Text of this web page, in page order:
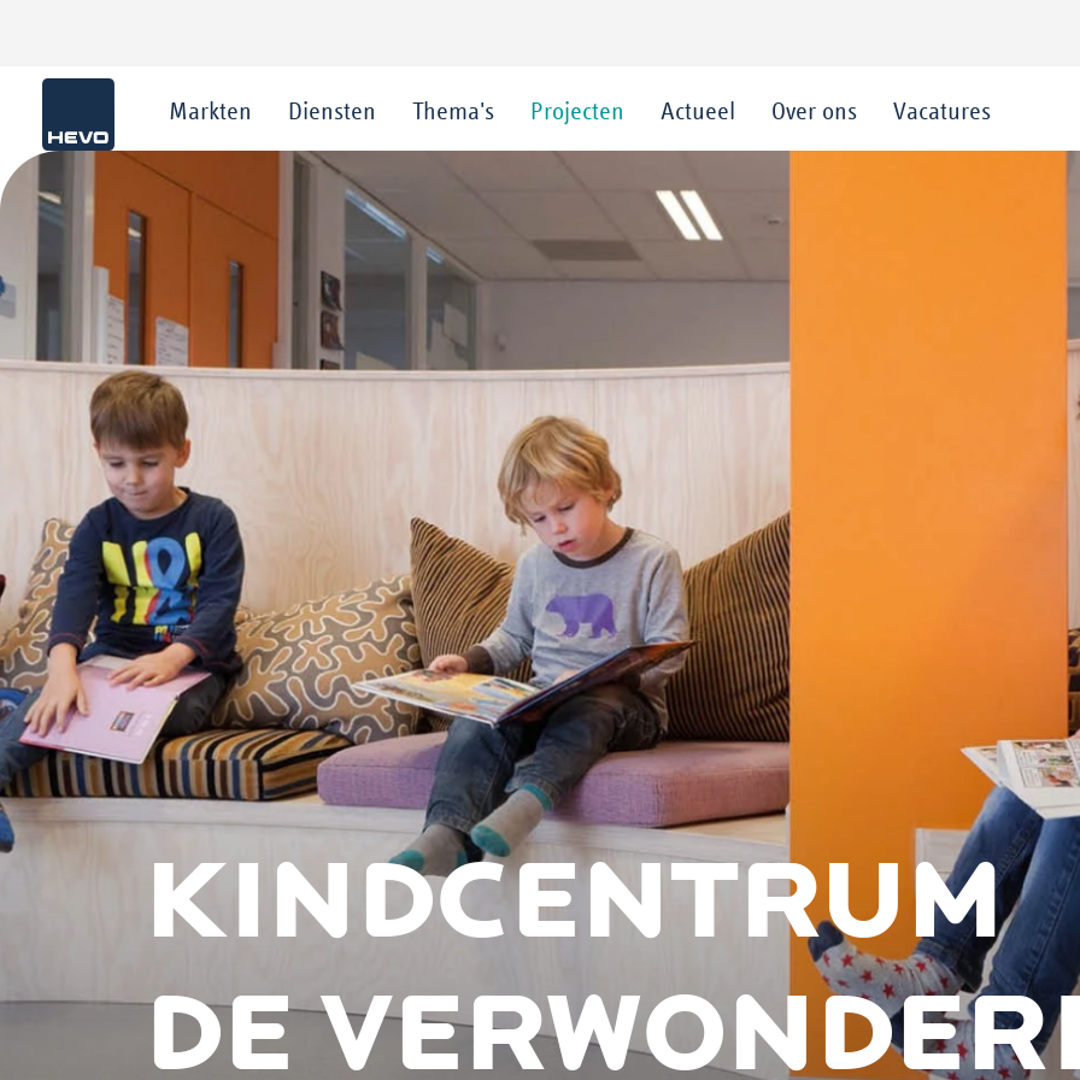
Markten Diensten Thema's Projecten Actueel Over ons Vacatures
KINDCENTRUM
DE